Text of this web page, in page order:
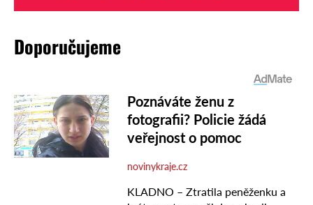
Doporučujeme